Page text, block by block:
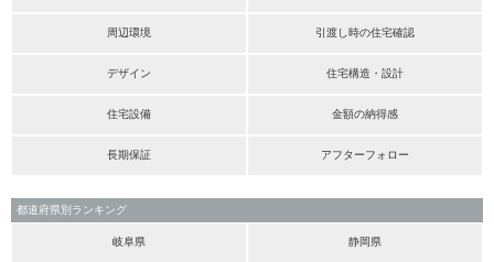
周辺環境 引渡し時の住宅確認
デザイン 住宅構造・設計
住宅設備 金額の納得感
長期保証 アフターフォロー
都道府県別ランキング
岐阜県 静岡県